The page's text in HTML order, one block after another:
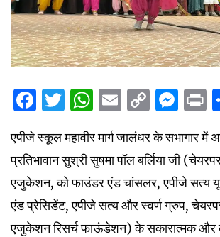
Facebook
Twitter
WhatsApp
Email
Copy
एपीजे स्कूल महावीर मार्ग जालंधर के सभागार में
प्रतिभावान सुश्री सुषमा पॉल बर्लिया जी
एजुकेशन, को फाउंडर एंड चांसलर, एपीजे सत्य
एंड प्रेसिडेंट, एपीजे सत्य और स्वर्ण ग्रुप,
एजुकेशन रिसर्च फाऊंडेशन) के सकारात्मक